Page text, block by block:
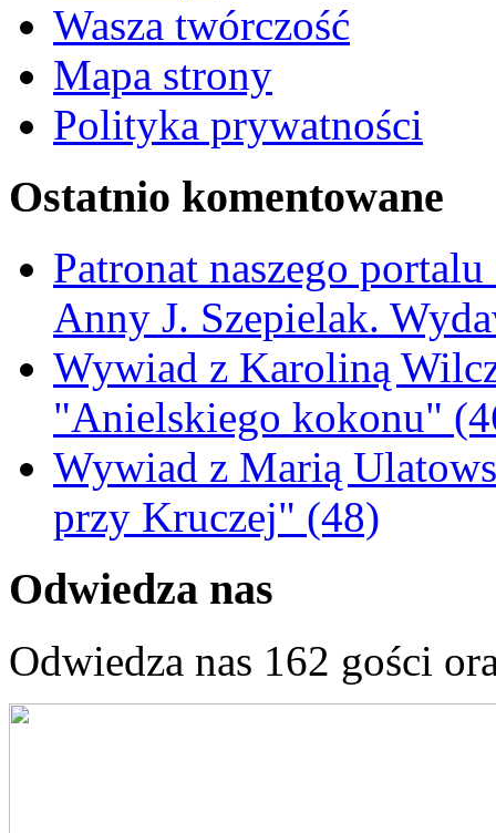
Wasza twórczość
Mapa strony
Polityka prywatności
Ostatnio komentowane
Patronat naszego
Anny J. Szepielak.
Wywiad z Karoliną
"Anielskiego kokonu"
Wywiad z Marią
przy Kruczej" (48)
Odwiedza nas
Odwiedza nas 162 gości